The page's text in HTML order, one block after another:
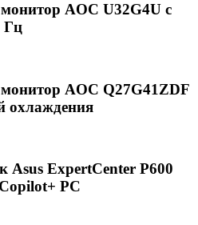
AOC U32G4U с
Гц
AOC Q27G41ZDF
охлаждения
Asus ExpertCenter P600
PC